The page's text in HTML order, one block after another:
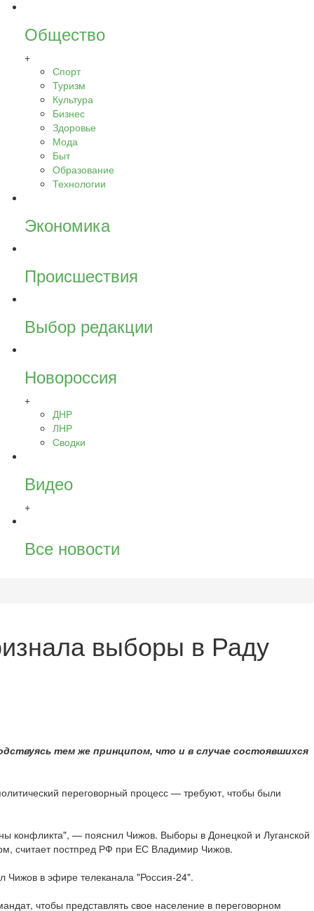
Общество
+
Спорт
Туризм
Культура
Бизнес
Здоровье
Мода
Быт
Образование
Технологии
Экономика
Происшествия
Выбор редакции
Новороссия
+
ДНР
ЛНР
Сводки
Видео
+
Все новости
выборы в Раду
тем же принципом, что и в случае состоявшихся
переговорный процесс — требуют, чтобы были
конфликта", — пояснил Чижов. Выборы в Донецкой и Луганской
считает постпред РФ при ЕС Владимир Чижов.
Чижов в эфире телеканала "Россия-24".
чтобы представлять свое население в переговорном